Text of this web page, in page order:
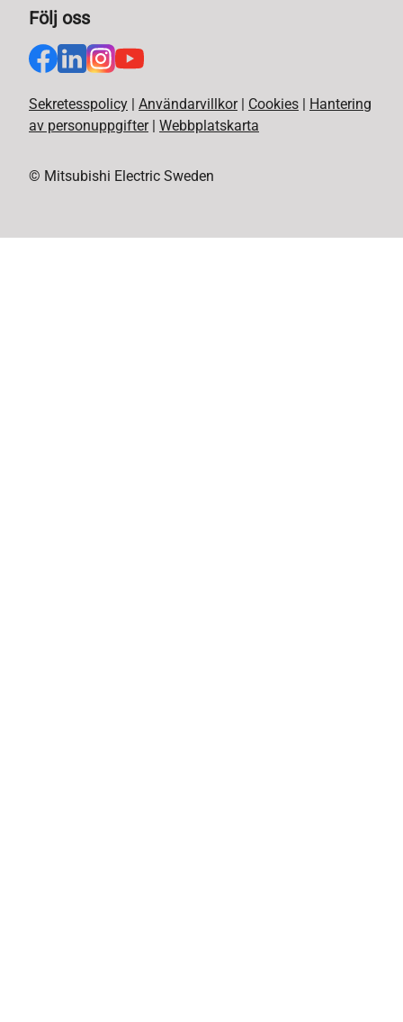
Följ oss
Sekretesspolicy | Användarvillkor | Cookies | Hantering
av personuppgifter | Webbplatskarta
© Mitsubishi Electric Sweden